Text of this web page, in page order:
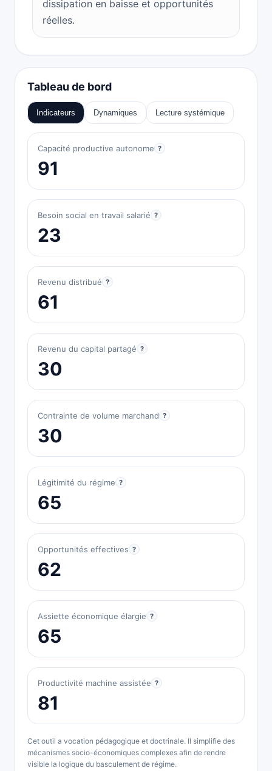
dissipation en baisse et opportunités
réelles.
Tableau de bord
Indicateurs Dynamiques Lecture systémique
Capacité productive autonome ?
91
Besoin social en travail salarié ?
23
Revenu distribué ?
61
Revenu du capital partagé ?
30
Contrainte de volume marchand ?
30
Légitimité du régime ?
65
Opportunités effectives ?
62
Assiette économique élargie ?
65
Productivité machine assistée ?
81
Cet outil a vocation pédagogique et doctrinale. Il simplifie des
mécanismes socio-économiques complexes afin de rendre
visible la logique du basculement de régime.